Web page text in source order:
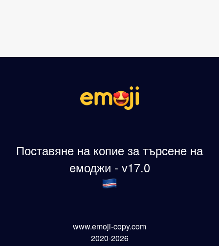
Поставяне на копие за търсене на
eмоджи - v17.0
www.emoji-copy.com
2020-2026